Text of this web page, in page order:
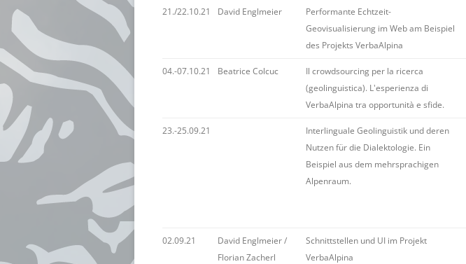
21./22.10.21 David Englmeier
Performante Echtzeit-
Geovisualisierung im Web am Beispiel
des Projekts VerbaAlpina
04.-07.10.21 Beatrice Colcuc
Il crowdsourcing per la ricerca
(geolinguistica). L'esperienza di
VerbaAlpina tra opportunità e sfide.
23.-25.09.21
Interlinguale Geolinguistik und deren
Nutzen für die Dialektologie. Ein
Beispiel aus dem mehrsprachigen
Alpenraum.
02.09.21
David Englmeier /
Florian Zacherl
Schnittstellen und UI im Projekt
VerbaAlpina